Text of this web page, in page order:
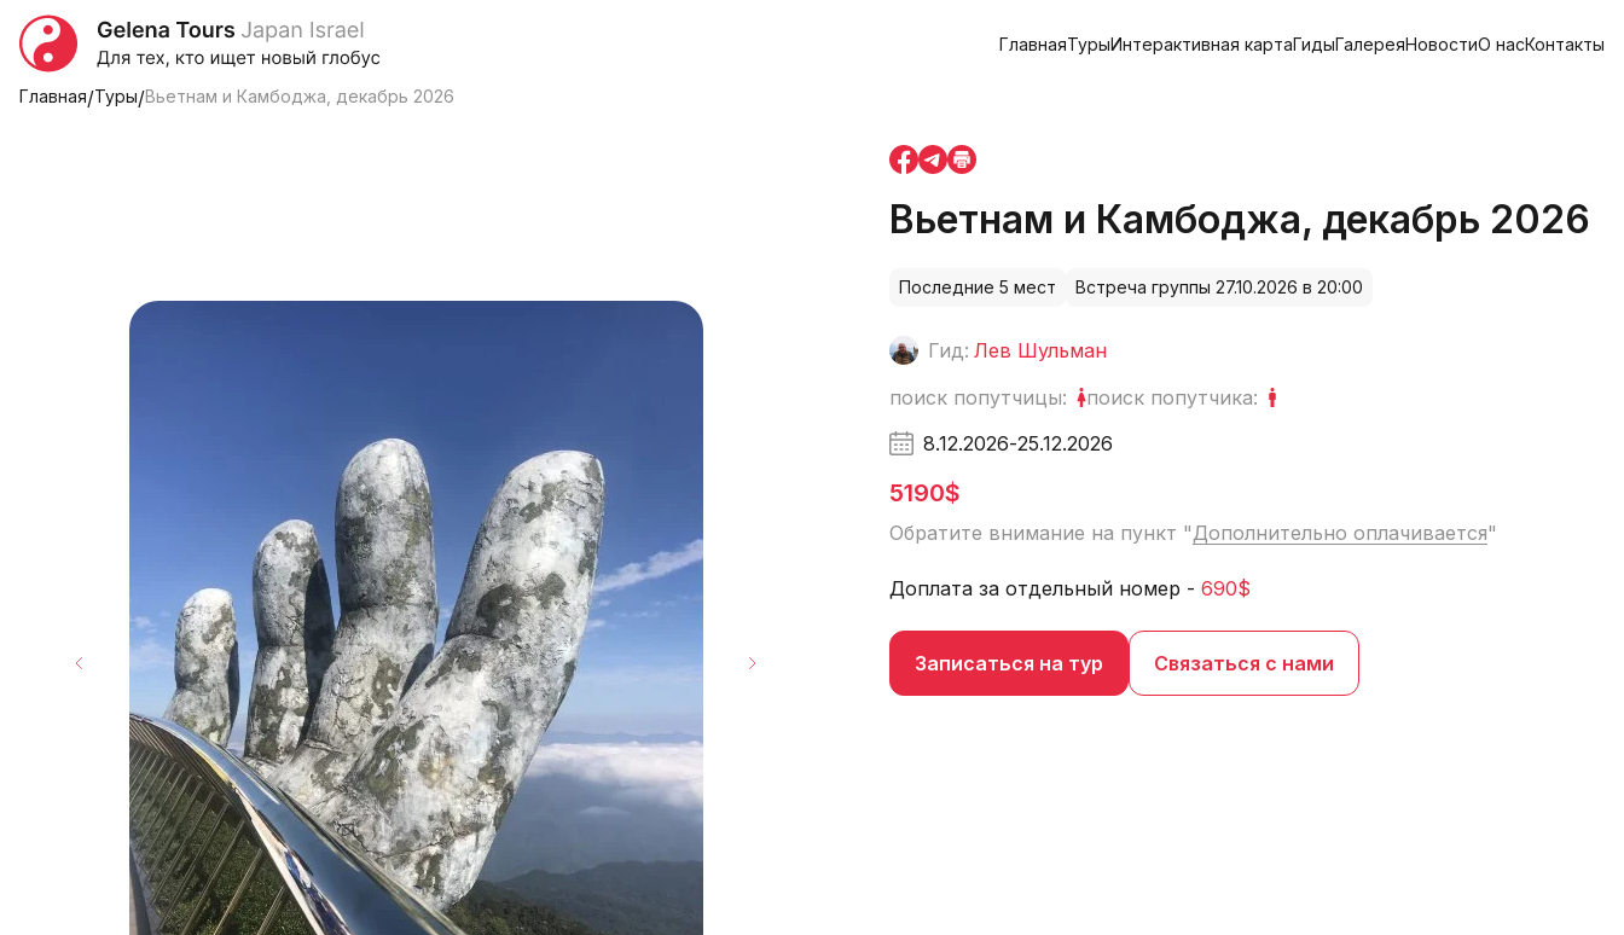
ГлавнаяТурыИнтерактивная картаГидыГалереяНовостиО насКонтакты
Главная/Туры/Вьетнам и Камбоджа, декабрь 2026
Вьетнам и Камбоджа, декабрь 2026
Последние 5 мест Встреча группы 27.10.2026 в 20:00
Гид: Лев Шульман
поиск попутчицы:
поиск попутчика:
8.12.2026-25.12.2026
5190$
Обратите внимание на пункт "Дополнительно оплачивается"
Доплата за отдельный номер - 690$
Записаться на тур Связаться с нами